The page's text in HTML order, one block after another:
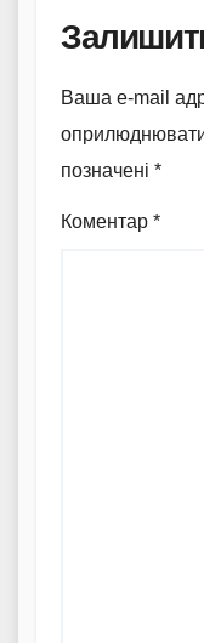
Ваша e-mail
позначені *
Коментар *